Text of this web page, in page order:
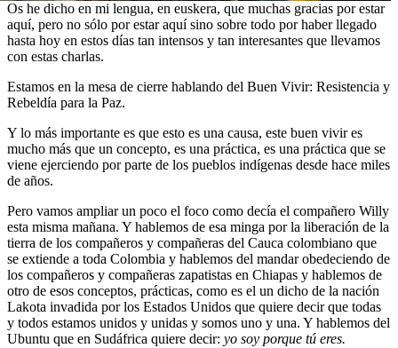
Os he dicho en mi lengua, en euskera, que muchas gracias por estar
aquí, pero no sólo por estar aquí sino sobre todo por haber llegado
hasta hoy en estos días tan intensos y tan interesantes que llevamos
con estas charlas.
Estamos en la mesa de cierre hablando del Buen Vivir: Resistencia y
Rebeldía para la Paz.
Y lo más importante es que esto es una causa, este buen vivir es
mucho más que un concepto, es una práctica, es una práctica que se
viene ejerciendo por parte de los pueblos indígenas desde hace miles
de años.
Pero vamos ampliar un poco el foco como decía el compañero Willy
esta misma mañana. Y hablemos de esa minga por la liberación de la
tierra de los compañeros y compañeras del Cauca colombiano que
se extiende a toda Colombia y hablemos del mandar obedeciendo de
los compañeros y compañeras zapatistas en Chiapas y hablemos de
otro de esos conceptos, prácticas, como es el un dicho de la nación
Lakota invadida por los Estados Unidos que quiere decir que todas
y todos estamos unidos y unidas y somos uno y una. Y hablemos del
Ubuntu que en Sudáfrica quiere decir: yo soy porque tú eres.